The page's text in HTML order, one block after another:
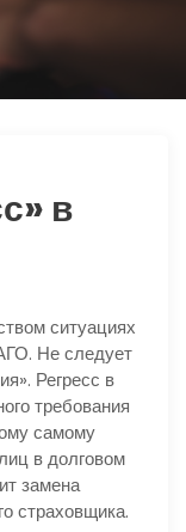
в
ситуациях
Не следует
Регресс в
требования
самому
в долговом
замена
страховщика.